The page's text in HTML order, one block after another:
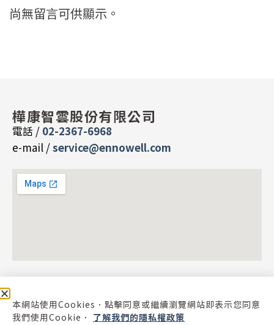
尚無留言可供顯示。
樺康智雲股份有限公司
電話 / 02-2367-6968
e-mail /service@ennowell.com
本網站使用Cookies．點擊同意或繼續瀏覽網站即表示您同意
我們使用Cookie． 了解我們的隱私權政策